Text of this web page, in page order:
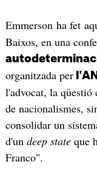
Emmersonha fet
Baixos, en una
organitzada per
l'advocat, la qüestió
de nacionalismes,
consolidar un
d'un deep stateque
Franco".